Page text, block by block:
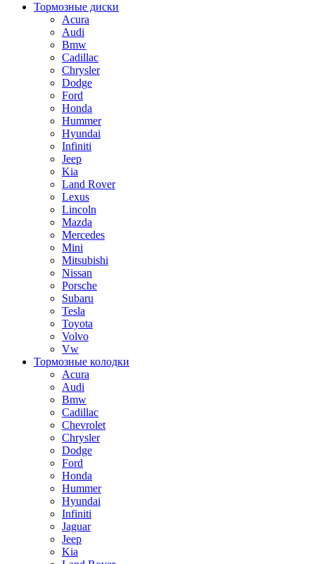
Тормозные диски
Acura
Audi
Bmw
Cadillac
Chrysler
Dodge
Ford
Honda
Hummer
Hyundai
Infiniti
Jeep
Kia
Land Rover
Lexus
Lincoln
Mazda
Mercedes
Mini
Mitsubishi
Nissan
Porsche
Subaru
Tesla
Toyota
Volvo
Vw
Тормозные колодки
Acura
Audi
Bmw
Cadillac
Chevrolet
Chrysler
Dodge
Ford
Honda
Hummer
Hyundai
Infiniti
Jaguar
Jeep
Kia